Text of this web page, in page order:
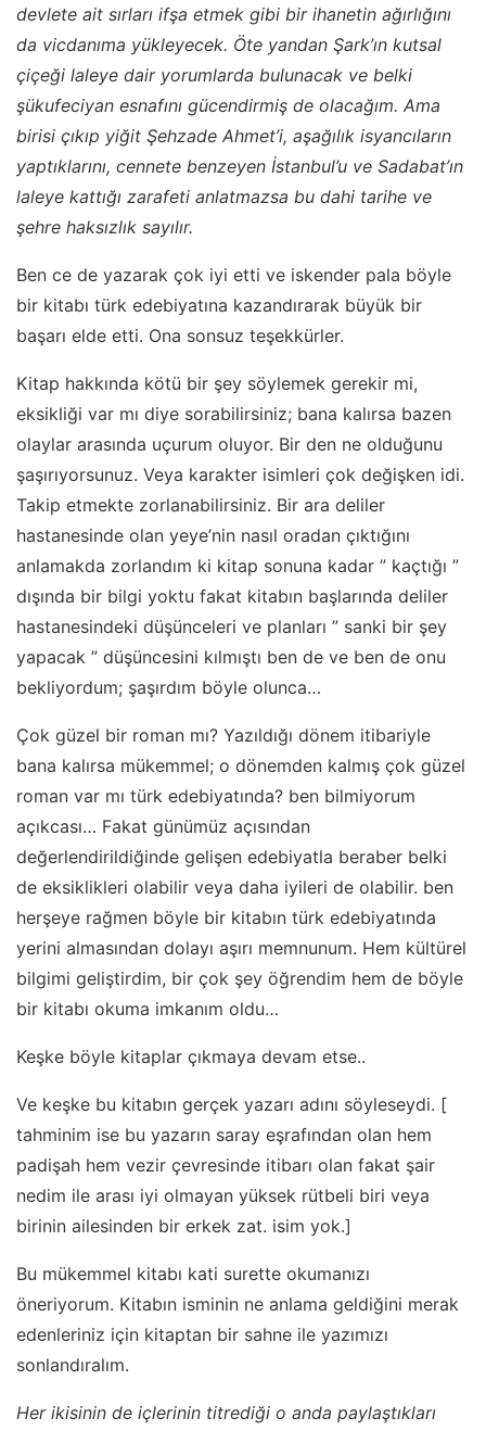
devlete ait sırları ifşa etmek gibi bir ihanetin ağırlığını
da vicdanıma yükleyecek. Öte yandan Şark’ın kutsal
çiçeği laleye dair yorumlarda bulunacak ve belki
şükufeciyan esnafını gücendirmiş de olacağım. Ama
birisi çıkıp yiğit Şehzade Ahmet’i, aşağılık isyancıların
yaptıklarını, cennete benzeyen İstanbul’u ve Sadabat’ın
laleye kattığı zarafeti anlatmazsa bu dahi tarihe ve
şehre haksızlık sayılır.
Ben ce de yazarak çok iyi etti ve iskender pala böyle
bir kitabı türk edebiyatına kazandırarak büyük bir
başarı elde etti. Ona sonsuz teşekkürler.
Kitap hakkında kötü bir şey söylemek gerekir mi,
eksikliği var mı diye sorabilirsiniz; bana kalırsa bazen
olaylar arasında uçurum oluyor. Bir den ne olduğunu
şaşırıyorsunuz. Veya karakter isimleri çok değişken idi.
Takip etmekte zorlanabilirsiniz. Bir ara deliler
hastanesinde olan yeye’nin nasıl oradan çıktığını
anlamakda zorlandım ki kitap sonuna kadar ” kaçtığı ”
dışında bir bilgi yoktu fakat kitabın başlarında deliler
hastanesindeki düşünceleri ve planları ” sanki bir şey
yapacak ” düşüncesini kılmıştı ben de ve ben de onu
bekliyordum; şaşırdım böyle olunca…
Çok güzel bir roman mı? Yazıldığı dönem itibariyle
bana kalırsa mükemmel; o dönemden kalmış çok güzel
roman var mı türk edebiyatında? ben bilmiyorum
açıkcası… Fakat günümüz açısından
değerlendirildiğinde gelişen edebiyatla beraber belki
de eksiklikleri olabilir veya daha iyileri de olabilir. ben
herşeye rağmen böyle bir kitabın türk edebiyatında
yerini almasından dolayı aşırı memnunum. Hem kültürel
bilgimi geliştirdim, bir çok şey öğrendim hem de böyle
bir kitabı okuma imkanım oldu…
Keşke böyle kitaplar çıkmaya devam etse..
Ve keşke bu kitabın gerçek yazarı adını söyleseydi. [
tahminim ise bu yazarın saray eşrafından olan hem
padişah hem vezir çevresinde itibarı olan fakat şair
nedim ile arası iyi olmayan yüksek rütbeli biri veya
birinin ailesinden bir erkek zat. isim yok.]
Bu mükemmel kitabı kati surette okumanızı
öneriyorum. Kitabın isminin ne anlama geldiğini merak
edenleriniz için kitaptan bir sahne ile yazımızı
sonlandıralım.
Her ikisinin de içlerinin titrediği o anda paylaştıkları